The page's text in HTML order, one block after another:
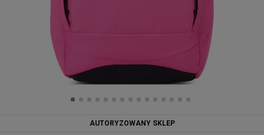
AUTORYZOWANY SKLEP